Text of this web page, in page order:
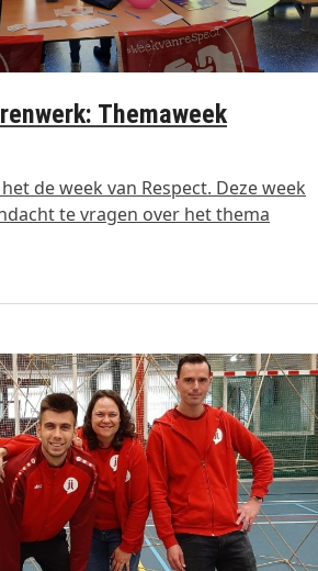
Themaweek
de week van Respect. Deze week
te vragen over het thema